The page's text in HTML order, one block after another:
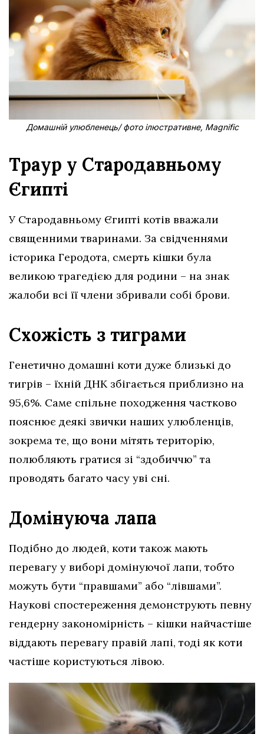
Домашній улюбленець/ фото ілюстративне, Magnific
Траур у Стародавньому
Єгипті
У Стародавньому Єгипті котів вважали
священними тваринами. За свідченнями
історика Геродота, смерть кішки була
великою трагедією для родини – на знак
жалоби всі її члени збривали собі брови.
Схожість з тиграми
Генетично домашні коти дуже близькі до
тигрів – їхній ДНК збігається приблизно на
95,6%. Саме спільне походження частково
пояснює деякі звички наших улюбленців,
зокрема те, що вони мітять територію,
полюбляють гратися зі “здобиччю” та
проводять багато часу уві сні.
Домінуюча лапа
Подібно до людей, коти також мають
перевагу у виборі домінуючої лапи, тобто
можуть бути “правшами” або “лівшами”.
Наукові спостереження демонструють певну
гендерну закономірність – кішки найчастіше
віддають перевагу правій лапі, тоді як коти
частіше користуються лівою.